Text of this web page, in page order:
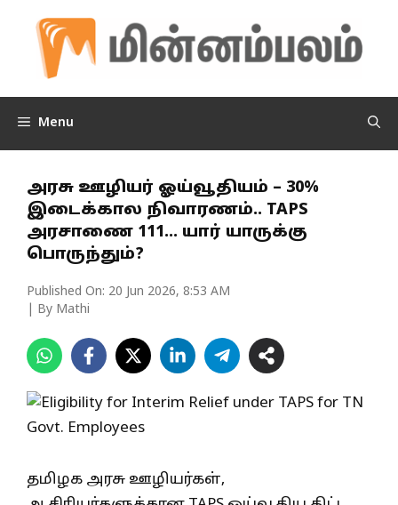
content
Menu
அரசு ஊழியர் ஓய்வூதியம் – 30%
இடைக்கால நிவாரணம்.. TAPS
அரசாணை 111… யார் யாருக்கு
பொருந்தும்?
Published On: 20 Jun 2026, 8:53 AM
| By Mathi
தமிழக அரசு ஊழியர்கள்,